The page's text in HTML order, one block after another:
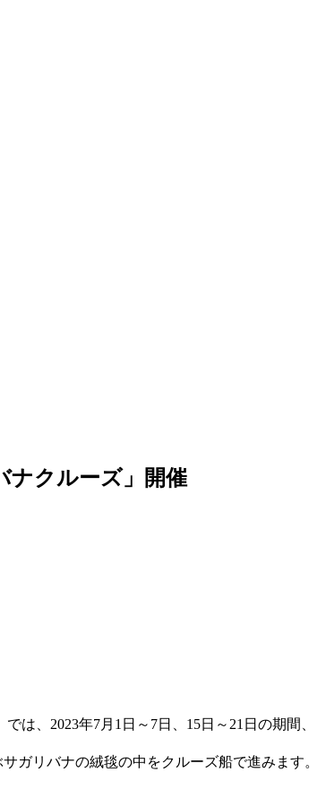
ナクルーズ」開催
、2023年7月1日～7日、15日～21日の期間、
ガリバナの絨毯の中をクルーズ船で進みます。